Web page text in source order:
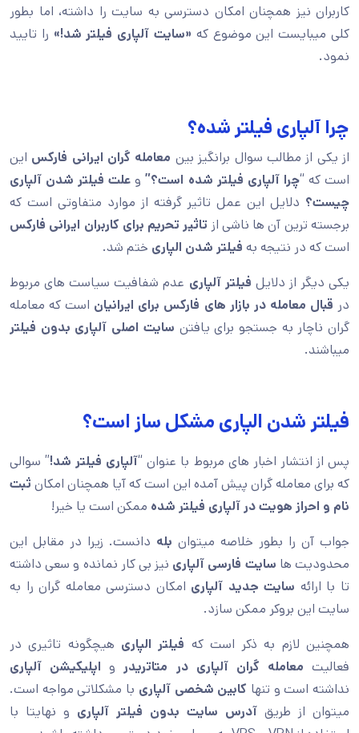
کاربران نیز همچنان امکان دسترسی به سایت را داشته، اما بطور
کلی میبایست این موضوع که «سایت آلپاری فیلتر شد!» را تایید
نمود.
چرا آلپاری فیلتر شده؟
از یکی از مطالب سوال برانگیز بین معامله گران ایرانی فارکس این
است که “چرا آلپاری فیلتر شده است؟” و علت فیلتر شدن آلپاری
چیست؟ دلایل این عمل تاثیر گرفته از موارد متفاوتی است که
برجسته ترین آن ها ناشی از تاثیر تحریم برای کاربران ایرانی فارکس
است که در نتیجه به فیلتر شدن الپاری ختم شد.
یکی دیگر از دلایل فیلتر آلپاری عدم شفافیت سیاست های مربوط
در قبال معامله در بازار های فارکس برای ایرانیان است که معامله
گران ناچار به جستجو برای یافتن سایت اصلی آلپاری بدون فیلتر
میباشند.
فیلتر شدن الپاری مشکل ساز است؟
پس از انتشار اخبار های مربوط با عنوان “آلپاری فیلتر شد!” سوالی
که برای معامله گران پیش آمده این است که آیا همچنان امکان ثبت
نام و احراز هویت در آلپاری فیلتر شده ممکن است یا خیر!
جواب آن را بطور خلاصه میتوان بله دانست. زیرا در مقابل این
محدودیت ها سایت فارسی آلپاری نیز بی کار نمانده و سعی داشته
تا با ارائه سایت جدید آلپاری امکان دسترسی معامله گران را به
سایت این بروکر ممکن سازد.
همچنین لازم به ذکر است که فیلتر الپاری هیچگونه تاثیری در
فعالیت معامله گران آلپاری در متاتریدرو اپلیکیشن آلپاری
نداشته است و تنها کابین شخصی آلپاری با مشکلاتی مواجه است.
میتوان از طریق آدرس سایت بدون فیلتر آلپاری و نهایتا با